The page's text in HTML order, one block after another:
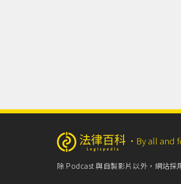
‧ By all and
除 Podcast 與自製影片以外，網站採